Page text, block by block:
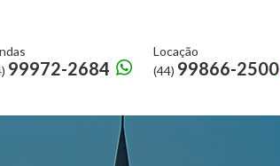
99972-2684
Locação
(44) 99866-2500